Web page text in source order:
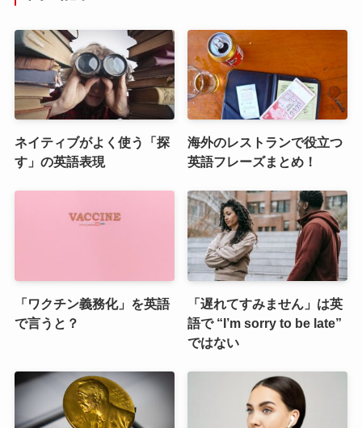
ネイティブがよく使う「探
す」の英語表現
海外のレストランで役立つ
英語フレーズまとめ！
「ワクチン義務化」を英語
で言うと？
「遅れてすみません」は英
語で “I’m sorry to be late”
ではない